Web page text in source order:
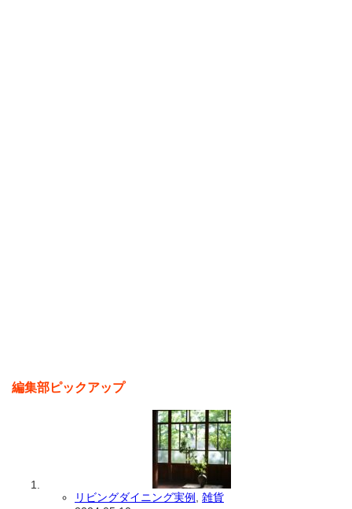
編集部ピックアップ
リビングダイニング実例
雑貨